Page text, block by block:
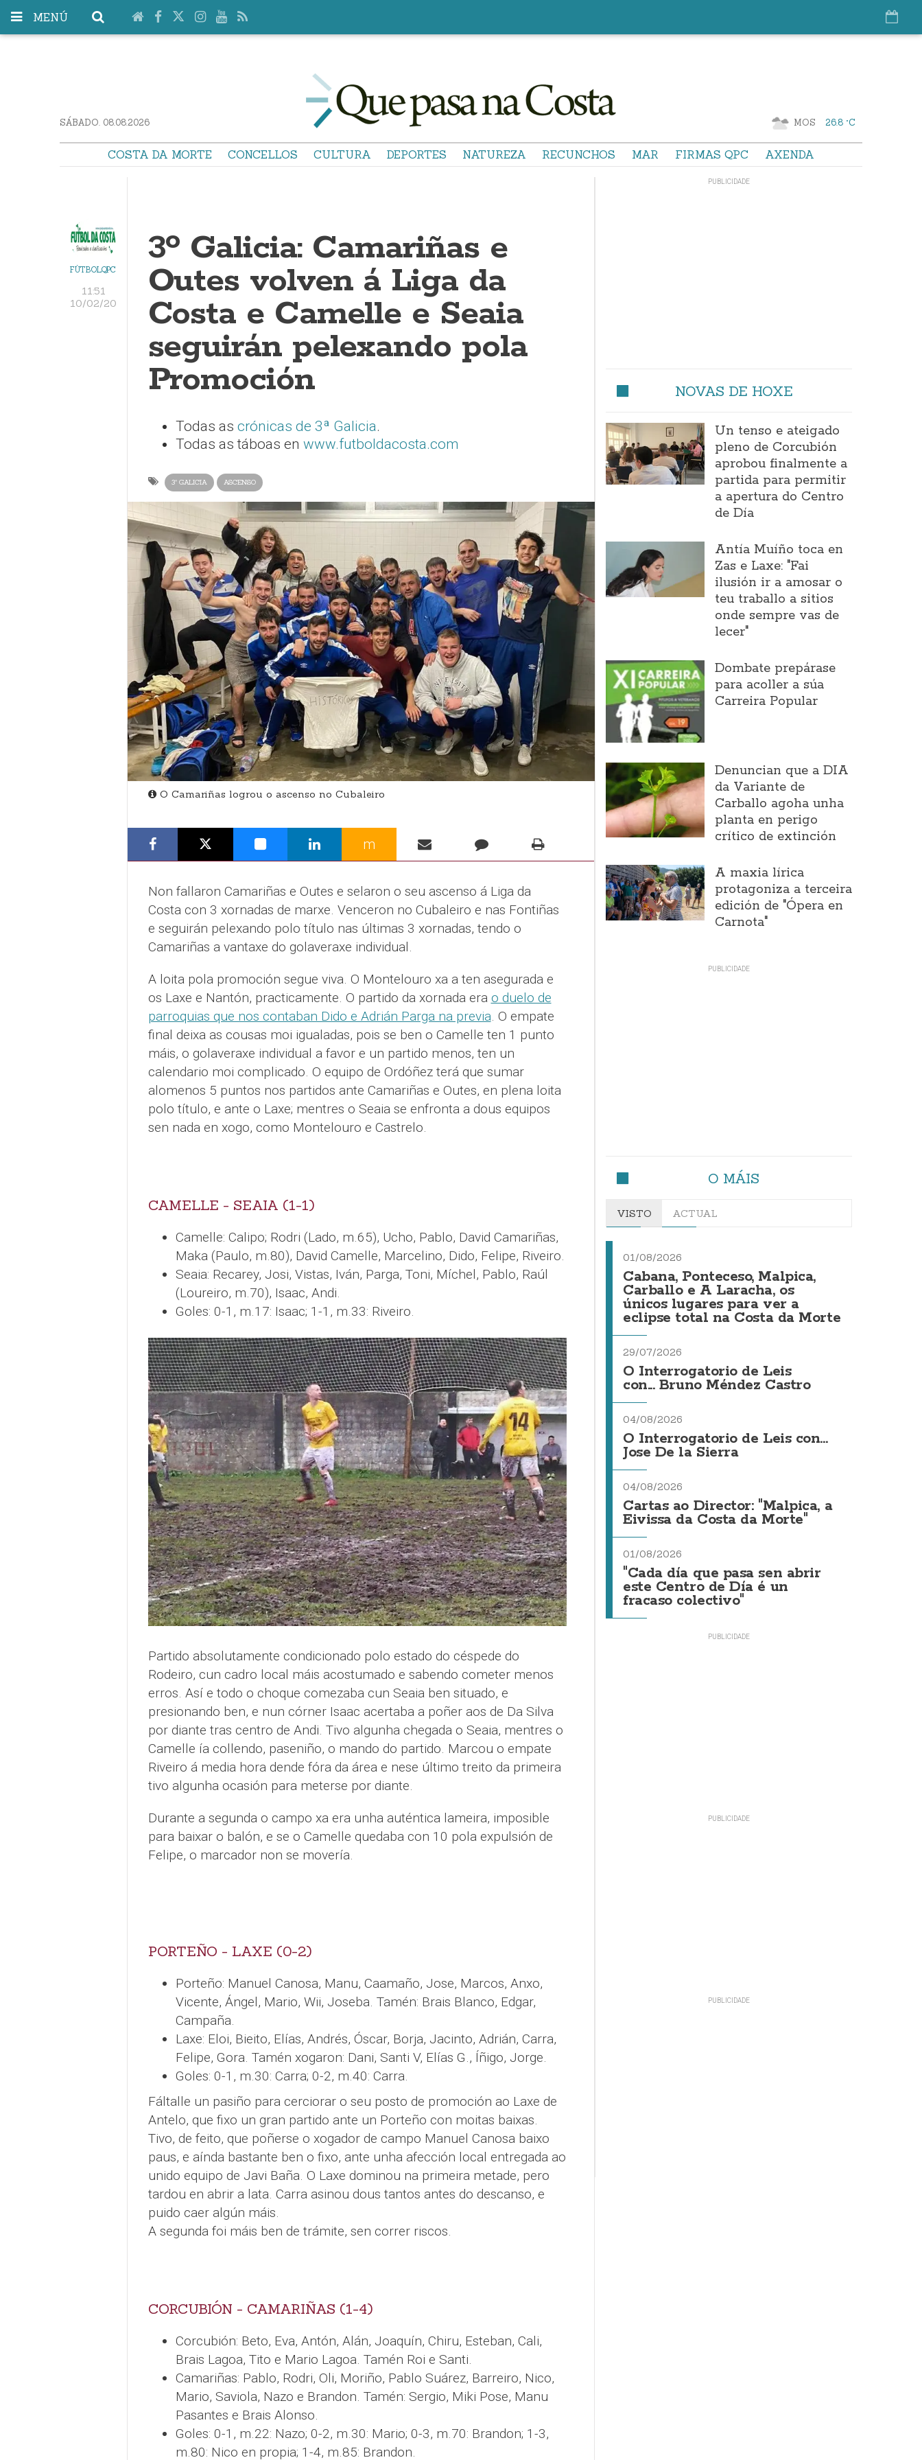
MENÚ
SÁBADO. 08.08.2026 MOS 26.8 °C
COSTA DA MORTE CONCELLOS CULTURA DEPORTES NATUREZA RECUNCHOS MAR FIRMAS QPC AXENDA
FÚTBOLQPC
11:51
10/02/20
3º Galicia: Camariñas e
Outes volven á Liga da
Costa e Camelle e Seaia
seguirán pelexando pola
Promoción
Todas as crónicas de 3ª Galicia.
Todas as táboas en www.futboldacosta.com
3ª GALICIA ASCENSO
O Camariñas logrou o ascenso no Cubaleiro
m
Non fallaron Camariñas e Outes e selaron o seu ascenso á Liga da
Costa con 3 xornadas de marxe. Venceron no Cubaleiro e nas Fontiñas
e seguirán pelexando polo título nas últimas 3 xornadas, tendo o
Camariñas a vantaxe do golaveraxe individual.
A loita pola promoción segue viva. O Montelouro xa a ten asegurada e
os Laxe e Nantón, practicamente. O partido da xornada era o duelo de
parroquias que nos contaban Dido e Adrián Parga na previa. O empate
final deixa as cousas moi igualadas, pois se ben o Camelle ten 1 punto
máis, o golaveraxe individual a favor e un partido menos, ten un
calendario moi complicado. O equipo de Ordóñez terá que sumar
alomenos 5 puntos nos partidos ante Camariñas e Outes, en plena loita
polo título, e ante o Laxe; mentres o Seaia se enfronta a dous equipos
sen nada en xogo, como Montelouro e Castrelo.
CAMELLE - SEAIA (1-1)
Camelle: Calipo; Rodri (Lado, m.65), Ucho, Pablo, David Camariñas,
Maka (Paulo, m.80), David Camelle, Marcelino, Dido, Felipe, Riveiro.
Seaia: Recarey, Josi, Vistas, Iván, Parga, Toni, Míchel, Pablo, Raúl
(Loureiro, m.70), Isaac, Andi.
Goles: 0-1, m.17: Isaac; 1-1, m.33: Riveiro.
Partido absolutamente condicionado polo estado do céspede do
Rodeiro, cun cadro local máis acostumado e sabendo cometer menos
erros. Así e todo o choque comezaba cun Seaia ben situado, e
presionando ben, e nun córner Isaac acertaba a poñer aos de Da Silva
por diante tras centro de Andi. Tivo algunha chegada o Seaia, mentres o
Camelle ía collendo, paseniño, o mando do partido. Marcou o empate
Riveiro á media hora dende fóra da área e nese último treito da primeira
tivo algunha ocasión para meterse por diante.
Durante a segunda o campo xa era unha auténtica lameira, imposible
para baixar o balón, e se o Camelle quedaba con 10 pola expulsión de
Felipe, o marcador non se movería.
PORTEÑO - LAXE (0-2)
Porteño: Manuel Canosa, Manu, Caamaño, Jose, Marcos, Anxo,
Vicente, Ángel, Mario, Wii, Joseba. Tamén: Brais Blanco, Edgar,
Campaña.
Laxe: Eloi, Bieito, Elías, Andrés, Óscar, Borja, Jacinto, Adrián, Carra,
Felipe, Gora. Tamén xogaron: Dani, Santi V, Elías G., Íñigo, Jorge.
Goles: 0-1, m.30: Carra; 0-2, m.40: Carra.
Fáltalle un pasiño para cerciorar o seu posto de promoción ao Laxe de
Antelo, que fixo un gran partido ante un Porteño con moitas baixas.
Tivo, de feito, que poñerse o xogador de campo Manuel Canosa baixo
paus, e aínda bastante ben o fixo, ante unha afección local entregada ao
unido equipo de Javi Baña. O Laxe dominou na primeira metade, pero
tardou en abrir a lata. Carra asinou dous tantos antes do descanso, e
puido caer algún máis.
A segunda foi máis ben de trámite, sen correr riscos.
CORCUBIÓN - CAMARIÑAS (1-4)
Corcubión: Beto, Eva, Antón, Alán, Joaquín, Chiru, Esteban, Cali,
Brais Lagoa, Tito e Mario Lagoa. Tamén Roi e Santi.
Camariñas: Pablo, Rodri, Oli, Moriño, Pablo Suárez, Barreiro, Nico,
Mario, Saviola, Nazo e Brandon. Tamén: Sergio, Miki Pose, Manu
Pasantes e Brais Alonso.
Goles: 0-1, m.22: Nazo; 0-2, m.30: Mario; 0-3, m.70: Brandon; 1-3,
m.80: Nico en propia; 1-4, m.85: Brandon.
NOVAS DE HOXE
Un tenso e ateigado
pleno de Corcubión
aprobou finalmente a
partida para permitir
a apertura do Centro
de Día
Antía Muíño toca en
Zas e Laxe: "Fai
ilusión ir a amosar o
teu traballo a sitios
onde sempre vas de
lecer"
Dombate prepárase
para acoller a súa
Carreira Popular
Denuncian que a DIA
da Variante de
Carballo agoha unha
planta en perigo
crítico de extinción
A maxia lírica
protagoniza a terceira
edición de "Ópera en
Carnota"
O MÁIS
VISTO ACTUAL
01/08/2026
Cabana, Ponteceso, Malpica,
Carballo e A Laracha, os
únicos lugares para ver a
eclipse total na Costa da Morte
29/07/2026
O Interrogatorio de Leis
con... Bruno Méndez Castro
04/08/2026
O Interrogatorio de Leis con...
Jose De la Sierra
04/08/2026
Cartas ao Director: "Malpica, a
Eivissa da Costa da Morte"
01/08/2026
"Cada día que pasa sen abrir
este Centro de Día é un
fracaso colectivo"